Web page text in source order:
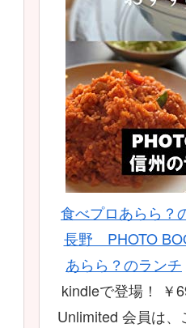
食べプロあらら？
長野 PHOTO
あらら？のランチ
kindleで登場！ ￥
Unlimited 会員は